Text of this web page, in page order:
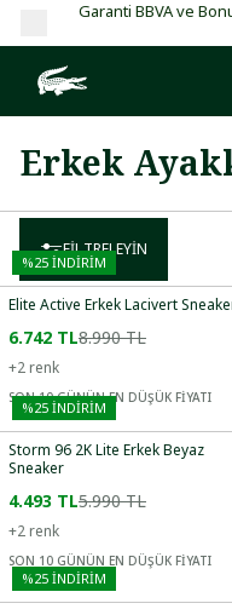
Garanti BBVA ve
FILTRELEYIN
%25 İNDİRİM
Elite Active Erkek Lacivert
6.742 TL8.990 TL
+2 renk
SON 10 GÜNÜN EN DÜŞÜK FİYATI
%25 İNDİRİM
Storm 96 2K Lite Erkek Beyaz
Sneaker
4.493 TL5.990 TL
+2 renk
SON 10 GÜNÜN EN DÜŞÜK FİYATI
%25 İNDİRİM